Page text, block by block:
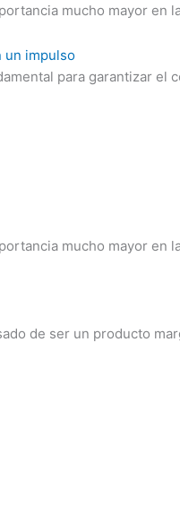
mucho mayor
un impulso
para garantizar
mucho mayor
de ser un producto